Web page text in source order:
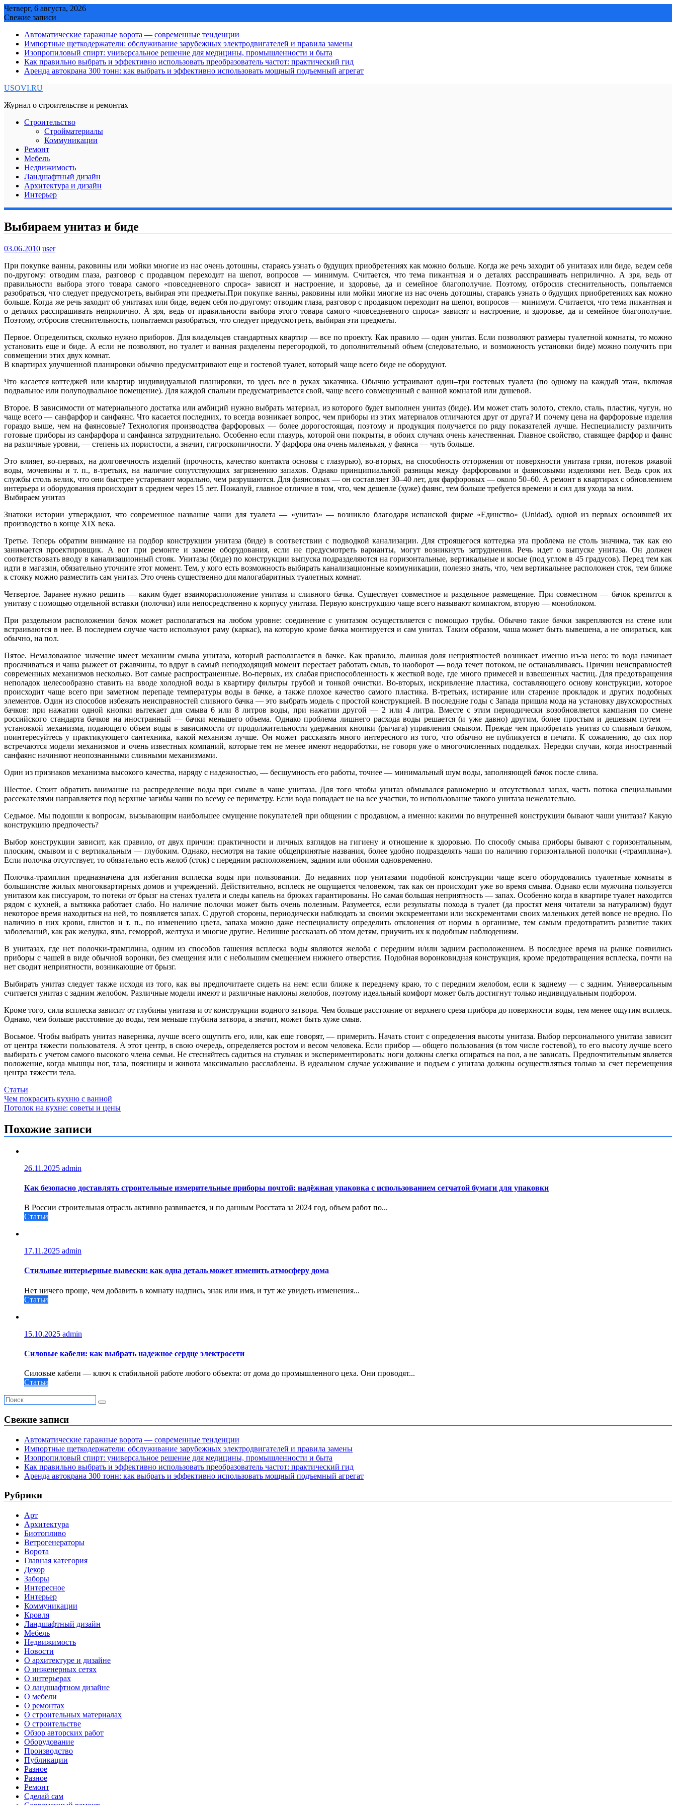
Skip
to
Четверг, 6 августа, 2026
Свежие записи
Автоматические гаражные ворота — современные тенденции
Импортные щеткодержатели: обслуживание зарубежных электродвигателей и правила замены
Изопропиловый спирт: универсальное решение для медицины, промышленности и быта
Как правильно выбрать и эффективно использовать преобразователь частот: практический гид
Аренда автокрана 300 тонн: как выбрать и эффективно использовать мощный подъемный агрегат
USOVI.RU
Журнал о строительстве и ремонтах
Строительство
Стройматериалы
Коммуникации
Ремонт
Мебель
Недвижимость
Ландшафтный дизайн
Архитектура и дизайн
Интерьер
Выбираем унитаз и биде
03.06.2010 user
При покупке ванны, раковины или мойки многие из нас очень дотошны, стараясь узнать о будущих приобретениях как можно больше. Когда же речь заходит об унитазах или биде, ведем себя
по-другому: отводим глаза, разговор с продавцом переходит на шепот, вопросов — минимум. Считается, что тема пикантная и о деталях расспрашивать неприлично. А зря, ведь от
правильности выбора этого товара самого «повседневного спроса» зависят и настроение, и здоровье, да и семейное благополучие. Поэтому, отбросив стеснительность, попытаемся
разобраться, что следует предусмотреть, выбирая эти предметы.При покупке ванны, раковины или мойки многие из нас очень дотошны, стараясь узнать о будущих приобретениях как можно
больше. Когда же речь заходит об унитазах или биде, ведем себя по-другому: отводим глаза, разговор с продавцом переходит на шепот, вопросов — минимум. Считается, что тема пикантная и
о деталях расспрашивать неприлично. А зря, ведь от правильности выбора этого товара самого «повседневного спроса» зависят и настроение, и здоровье, да и семейное благополучие.
Поэтому, отбросив стеснительность, попытаемся разобраться, что следует предусмотреть, выбирая эти предметы.
Первое. Определиться, сколько нужно приборов. Для владельцев стандартных квартир — все по проекту. Как правило — один унитаз. Если позволяют размеры туалетной комнаты, то можно
установить еще и биде. А если не позволяют, но туалет и ванная разделены перегородкой, то дополнительный объем (следовательно, и возможность установки биде) можно получить при
совмещении этих двух комнат.
В квартирах улучшенной планировки обычно предусматривают еще и гостевой туалет, который чаще всего биде не оборудуют.
Что касается коттеджей или квартир индивидуальной планировки, то здесь все в руках заказчика. Обычно устраивают один–три гостевых туалета (по одному на каждый этаж, включая
подвальное или полуподвальное помещение). Для каждой спальни предусматривается свой, чаще всего совмещенный с ванной комнатой или душевой.
Второе. В зависимости от материального достатка или амбиций нужно выбрать материал, из которого будет выполнен унитаз (биде). Им может стать золото, стекло, сталь, пластик, чугун, но
чаще всего — санфарфор и санфаянс. Что касается последних, то всегда возникает вопрос, чем приборы из этих материалов отличаются друг от друга? И почему цена на фарфоровые изделия
гораздо выше, чем на фаянсовые? Технология производства фарфоровых — более дорогостоящая, поэтому и продукция получается по ряду показателей лучше. Неспециалисту различить
готовые приборы из санфарфора и санфаянса затруднительно. Особенно если глазурь, которой они покрыты, в обоих случаях очень качественная. Главное свойство, ставящее фарфор и фаянс
на различные уровни, — степень их пористости, а значит, гигроскопичности. У фарфора она очень маленькая, у фаянса — чуть больше.
Это влияет, во-первых, на долговечность изделий (прочность, качество контакта основы с глазурью), во-вторых, на способность отторжения от поверхности унитаза грязи, потеков ржавой
воды, мочевины и т. п., в-третьих, на наличие сопутствующих загрязнению запахов. Однако принципиальной разницы между фарфоровыми и фаянсовыми изделиями нет. Ведь срок их
службы столь велик, что они быстрее устаревают морально, чем разрушаются. Для фаянсовых — он составляет 30–40 лет, для фарфоровых — около 50–60. А ремонт в квартирах с обновлением
интерьера и оборудования происходит в среднем через 15 лет. Пожалуй, главное отличие в том, что, чем дешевле (хуже) фаянс, тем больше требуется времени и сил для ухода за ним.
Выбираем унитаз
Знатоки истории утверждают, что современное название чаши для туалета — «унитаз» — возникло благодаря испанской фирме «Единство» (Unidad), одной из первых освоившей их
производство в конце XIX века.
Третье. Теперь обратим внимание на подбор конструкции унитаза (биде) в соответствии с подводкой канализации. Для строящегося коттеджа эта проблема не столь значима, так как ею
занимается проектировщик. А вот при ремонте и замене оборудования, если не предусмотреть варианты, могут возникнуть затруднения. Речь идет о выпуске унитаза. Он должен
соответствовать вводу в канализационный стояк. Унитазы (биде) по конструкции выпуска подразделяются на горизонтальные, вертикальные и косые (под углом в 45 градусов). Перед тем как
идти в магазин, обязательно уточните этот момент. Тем, у кого есть возможность выбирать канализационные коммуникации, полезно знать, что, чем вертикальнее расположен сток, тем ближе
к стояку можно разместить сам унитаз. Это очень существенно для малогабаритных туалетных комнат.
Четвертое. Заранее нужно решить — каким будет взаиморасположение унитаза и сливного бачка. Существует совместное и раздельное размещение. При совместном — бачок крепится к
унитазу с помощью отдельной вставки (полочки) или непосредственно к корпусу унитаза. Первую конструкцию чаще всего называют компактом, вторую — моноблоком.
При раздельном расположении бачок может располагаться на любом уровне: соединение с унитазом осуществляется с помощью трубы. Обычно такие бачки закрепляются на стене или
встраиваются в нее. В последнем случае часто используют раму (каркас), на которую кроме бачка монтируется и сам унитаз. Таким образом, чаша может быть вывешена, а не опираться, как
обычно, на пол.
Пятое. Немаловажное значение имеет механизм смыва унитаза, который располагается в бачке. Как правило, львиная доля неприятностей возникает именно из-за него: то вода начинает
просачиваться и чаша рыжеет от ржавчины, то вдруг в самый неподходящий момент перестает работать смыв, то наоборот — вода течет потоком, не останавливаясь. Причин неисправностей
современных механизмов несколько. Вот самые распространенные. Во-первых, их слабая приспособленность к жесткой воде, где много примесей и взвешенных частиц. Для предотвращения
неполадок целесообразно ставить на вводе холодной воды в квартиру фильтры грубой и тонкой очистки. Во-вторых, искривление пластика, составляющего основу конструкции, которое
происходит чаще всего при заметном перепаде температуры воды в бачке, а также плохое качество самого пластика. В-третьих, истирание или старение прокладок и других подобных
элементов. Один из способов избежать неисправностей сливного бачка — это выбрать модель с простой конструкцией. В последние годы с Запада пришла мода на установку двухскоростных
бачков: при нажатии одной кнопки вытекает для смыва 6 или 8 литров воды, при нажатии другой — 2 или 4 литра. Вместе с этим периодически возобновляется кампания по смене
российского стандарта бачков на иностранный — бачки меньшего объема. Однако проблема лишнего расхода воды решается (и уже давно) другим, более простым и дешевым путем —
установкой механизма, подающего объем воды в зависимости от продолжительности удержания кнопки (рычага) управления смывом. Прежде чем приобретать унитаз со сливным бачком,
поинтересуйтесь у практикующего сантехника, какой механизм лучше. Он может рассказать много интересного из того, что обычно не публикуется в печати. К сожалению, до сих пор
встречаются модели механизмов и очень известных компаний, которые тем не менее имеют недоработки, не говоря уже о многочисленных подделках. Нередки случаи, когда иностранный
санфаянс начиняют неопознанными сливными механизмами.
Один из признаков механизма высокого качества, наряду с надежностью, — бесшумность его работы, точнее — минимальный шум воды, заполняющей бачок после слива.
Шестое. Стоит обратить внимание на распределение воды при смыве в чаше унитаза. Для того чтобы унитаз обмывался равномерно и отсутствовал запах, часть потока специальными
рассекателями направляется под верхние загибы чаши по всему ее периметру. Если вода попадает не на все участки, то использование такого унитаза нежелательно.
Седьмое. Мы подошли к вопросам, вызывающим наибольшее смущение покупателей при общении с продавцом, а именно: какими по внутренней конструкции бывают чаши унитаза? Какую
конструкцию предпочесть?
Выбор конструкции зависит, как правило, от двух причин: практичности и личных взглядов на гигиену и отношение к здоровью. По способу смыва приборы бывают с горизонтальным,
плоским, смывом и с вертикальным — глубоким. Однако, несмотря на такие общепринятые названия, более удобно подразделять чаши по наличию горизонтальной полочки («трамплина»).
Если полочка отсутствует, то обязательно есть желоб (сток) с передним расположением, задним или обоими одновременно.
Полочка-трамплин предназначена для избегания всплеска воды при пользовании. До недавних пор унитазами подобной конструкции чаще всего оборудовались туалетные комнаты в
большинстве жилых многоквартирных домов и учреждений. Действительно, всплеск не ощущается человеком, так как он происходит уже во время смыва. Однако если мужчина пользуется
унитазом как писсуаром, то потеки от брызг на стенах туалета и следы капель на брюках гарантированы. Но самая большая неприятность — запах. Особенно когда в квартире туалет находится
рядом с кухней, а вытяжка работает слабо. Но наличие полочки может быть очень полезным. Разумеется, если результаты похода в туалет (да простят меня читатели за натурализм) будут
некоторое время находиться на ней, то появляется запах. С другой стороны, периодически наблюдать за своими экскрементами или экскрементами своих маленьких детей вовсе не вредно. По
наличию в них крови, глистов и т. п., по изменению цвета, запаха можно даже неспециалисту определить отклонения от нормы в организме, тем самым предотвратить развитие таких
заболеваний, как рак желудка, язва, геморрой, желтуха и многие другие. Нелишне рассказать об этом детям, приучить их к подобным наблюдениям.
В унитазах, где нет полочки-трамплина, одним из способов гашения всплеска воды являются желоба с передним и/или задним расположением. В последнее время на рынке появились
приборы с чашей в виде обычной воронки, без смещения или с небольшим смещением нижнего отверстия. Подобная воронковидная конструкция, кроме предотвращения всплеска, почти на
нет сводит неприятности, возникающие от брызг.
Выбирать унитаз следует также исходя из того, как вы предпочитаете сидеть на нем: если ближе к переднему краю, то с передним желобом, если к заднему — с задним. Универсальным
считается унитаз с задним желобом. Различные модели имеют и различные наклоны желобов, поэтому идеальный комфорт может быть достигнут только индивидуальным подбором.
Кроме того, сила всплеска зависит от глубины унитаза и от конструкции водного затвора. Чем больше расстояние от верхнего среза прибора до поверхности воды, тем менее ощутим всплеск.
Однако, чем больше расстояние до воды, тем меньше глубина затвора, а значит, может быть хуже смыв.
Восьмое. Чтобы выбрать унитаз наверняка, лучше всего ощутить его, или, как еще говорят, — примерить. Начать стоит с определения высоты унитаза. Выбор персонального унитаза зависит
от центра тяжести пользователя. А этот центр, в свою очередь, определяется ростом и весом человека. Если прибор — общего пользования (в том числе гостевой), то его высоту лучше всего
выбирать с учетом самого высокого члена семьи. Не стесняйтесь садиться на стульчак и экспериментировать: ноги должны слегка опираться на пол, а не зависать. Предпочтительным является
положение, когда мышцы ног, таза, поясницы и живота максимально расслаблены. В идеальном случае усаживание и подъем с унитаза должны осуществляться только за счет перемещения
центра тяжести тела.
Статьи
Навигация
по
записям
Чем покрасить кухню с ванной
Потолок на кухне: советы и цены
Похожие записи
26.11.2025 admin
Как безопасно доставлять строительные измерительные приборы почтой: надёжная упаковка с использованием сетчатой бумаги для упаковки
В России строительная отрасль активно развивается, и по данным Росстата за 2024 год, объем работ по...
Статьи
17.11.2025 admin
Стильные интерьерные вывески: как одна деталь может изменить атмосферу дома
Нет ничего проще, чем добавить в комнату надпись, знак или имя, и тут же увидеть изменения...
Статьи
15.10.2025 admin
Силовые кабели: как выбрать надежное сердце электросети
Силовые кабели — ключ к стабильной работе любого объекта: от дома до промышленного цеха. Они проводят...
Статьи
Свежие записи
Автоматические гаражные ворота — современные тенденции
Импортные щеткодержатели: обслуживание зарубежных электродвигателей и правила замены
Изопропиловый спирт: универсальное решение для медицины, промышленности и быта
Как правильно выбрать и эффективно использовать преобразователь частот: практический гид
Аренда автокрана 300 тонн: как выбрать и эффективно использовать мощный подъемный агрегат
Рубрики
Арт
Архитектура
Биотопливо
Ветрогенераторы
Ворота
Главная категория
Декор
Заборы
Интересное
Интерьер
Коммуникации
Кровля
Ландшафтный дизайн
Мебель
Недвижимость
Новости
О архитектуре и дизайне
О инженерных сетях
О интерьерах
О ландшафтном дизайне
О мебели
О ремонтах
О строительных материалах
О строительстве
Обзор авторских работ
Оборудование
Производство
Публикации
Разное
Разное
Ремонт
Сделай сам